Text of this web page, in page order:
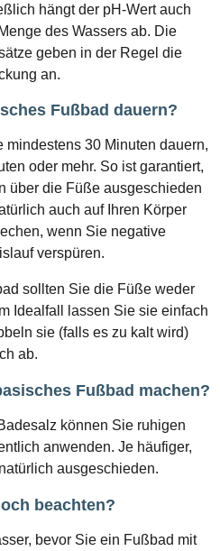
hängt der pH-Wert auch
des Wassers ab. Die
geben in der Regel die
an.
Fußbad dauern?
30 Minuten dauern,
oder mehr. So ist garantiert,
über die Füße ausgeschieden
auch auf Ihren Körper
wenn Sie negative
verspüren.
sollten Sie die Füße weder
Idealfall lassen Sie sie einfach
sie (falls es zu kalt wird)
ab.
Fußbad machen?
können Sie ruhigen
anwenden. Je häufiger,
ausgeschieden.
beachten?
bevor Sie ein Fußbad mit